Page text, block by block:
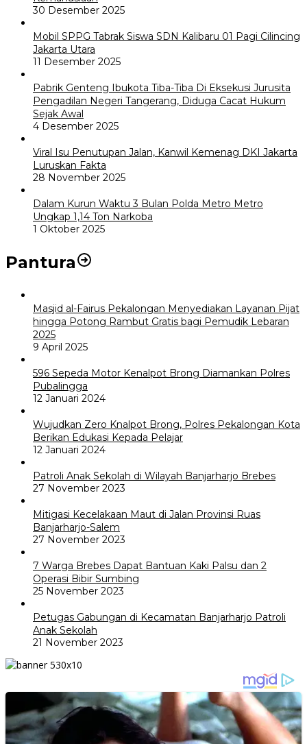
30 Desember 2025
Mobil SPPG Tabrak Siswa SDN Kalibaru 01 Pagi Cilincing
Jakarta Utara
11 Desember 2025
Pabrik Genteng Ibukota Tiba-Tiba Di Eksekusi Jurusita
Pengadilan Negeri Tangerang, Diduga Cacat Hukum
Sejak Awal
4 Desember 2025
Viral Isu Penutupan Jalan, Kanwil Kemenag DKI Jakarta
Luruskan Fakta
28 November 2025
Dalam Kurun Waktu 3 Bulan Polda Metro Metro
Ungkap 1,14 Ton Narkoba
1 Oktober 2025
Pantura
Masjid al-Fairus Pekalongan Menyediakan Layanan Pijat
hingga Potong Rambut Gratis bagi Pemudik Lebaran
2025
9 April 2025
596 Sepeda Motor Kenalpot Brong Diamankan Polres
Pubalingga
12 Januari 2024
Wujudkan Zero Knalpot Brong, Polres Pekalongan Kota
Berikan Edukasi Kepada Pelajar
12 Januari 2024
Patroli Anak Sekolah di Wilayah Banjarharjo Brebes
27 November 2023
Mitigasi Kecelakaan Maut di Jalan Provinsi Ruas
Banjarharjo-Salem
27 November 2023
7 Warga Brebes Dapat Bantuan Kaki Palsu dan 2
Operasi Bibir Sumbing
25 November 2023
Petugas Gabungan di Kecamatan Banjarharjo Patroli
Anak Sekolah
21 November 2023